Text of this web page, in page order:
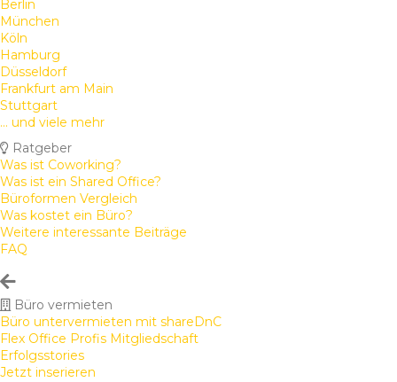
Berlin
München
Köln
Hamburg
Düsseldorf
Frankfurt am Main
Stuttgart
... und viele mehr
Ratgeber
Was ist Coworking?
Was ist ein Shared Office?
Büroformen Vergleich
Was kostet ein Büro?
Weitere interessante Beiträge
FAQ
Büro vermieten
Büro untervermieten mit shareDnC
Flex Office Profis Mitgliedschaft
Erfolgsstories
Jetzt inserieren